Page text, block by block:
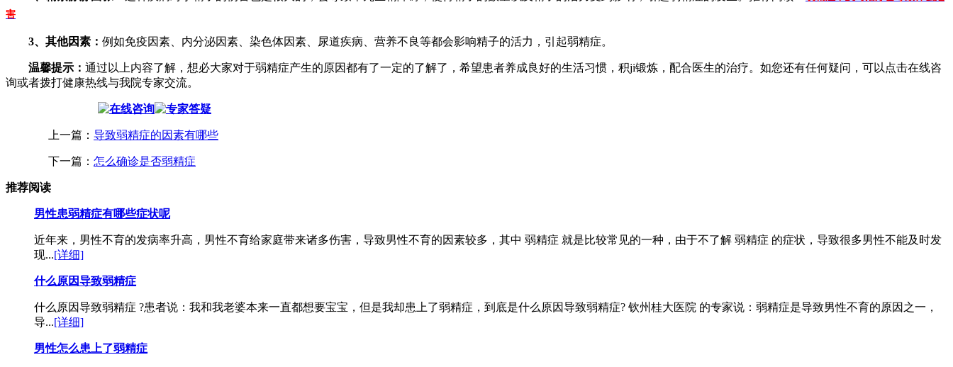
害
3、其他因素： 例如免疫因素、内分泌因素、染色体因素、尿道疾病、营养不良等都会影响精子的活力，引起弱精症。
温馨提示： 通过以上内容了解，想必大家对于弱精症产生的原因都有了一定的了解了，希望患者养成良好的生活习惯，积ji锻炼，配合医生的治疗。如您还有任何疑问，可以点击在线咨
询或者拨打健康热线与我院专家交流。
上一篇： 导致弱精症的因素有哪些
下一篇： 怎么确诊是否弱精症
推荐阅读
男性患弱精症有哪些症状呢
近年来，男性不育的发病率升高，男性不育给家庭带来诸多伤害，导致男性不育的因素较多，其中 弱精症 就是比较常见的一种，由于不了解 弱精症 的症状，导致很多男性不能及时发
现...[详细]
什么原因导致弱精症
什么原因导致弱精症 ?患者说：我和我老婆本来一直都想要宝宝，但是我却患上了弱精症，到底是什么原因导致弱精症? 钦州桂大医院 的专家说：弱精症是导致男性不育的原因之一，
导...[详细]
男性怎么患上了弱精症